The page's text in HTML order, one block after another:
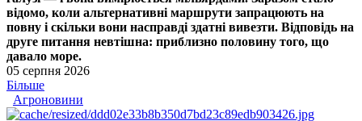
відомо, коли альтернативні маршрути запрацюють на
повну і скільки вони насправді здатні вивезти. Відповідь на
друге питання невтішна: приблизно половину того, що
давало море.
05 серпня 2026
Більше
Агроновини